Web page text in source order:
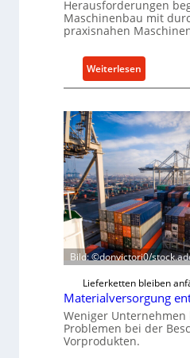
r
d
e
P
o
d
u
k
t
i
o
n
i
n
d
e
n
M
x
p
n
d
i
e
r
t
Herausforderungen
Maschinenbau mit
praxisnahen
Weiterlesen:
R
l
l
e
n
f
ü
h
r
u
n
g
e
n
e
Bild: ©donvictori0/
Lieferketten bleiben
Materialversorgung
Weniger
Problemen bei der
Vorprodukten.